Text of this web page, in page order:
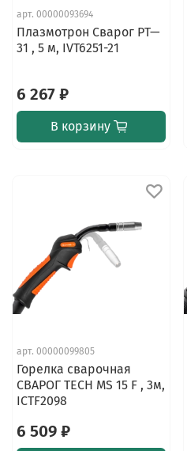
арт. 00000093694
Плазмотрон Сварог PT—
31 , 5 м, IVT6251-21
6 267 ₽
В корзину
арт. 00000099805
Горелка сварочная
СВАРОГ TECH MS 15 F , 3м,
ICTF2098
6 509 ₽